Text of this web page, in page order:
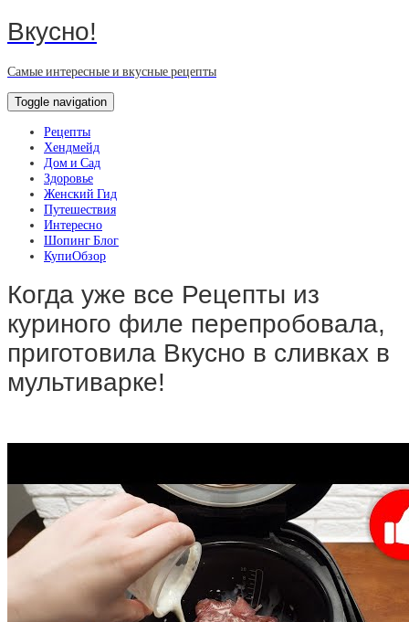
Вкусно!
Самые интересные и вкусные рецепты
Toggle navigation
Рецепты
Хендмейд
Дом и Сад
Здоровье
Женский Гид
Путешествия
Интересно
Шопинг Блог
КупиОбзор
Когда уже все Рецепты из
куриного филе перепробовала,
приготовила Вкусно в сливках в
мультиварке!